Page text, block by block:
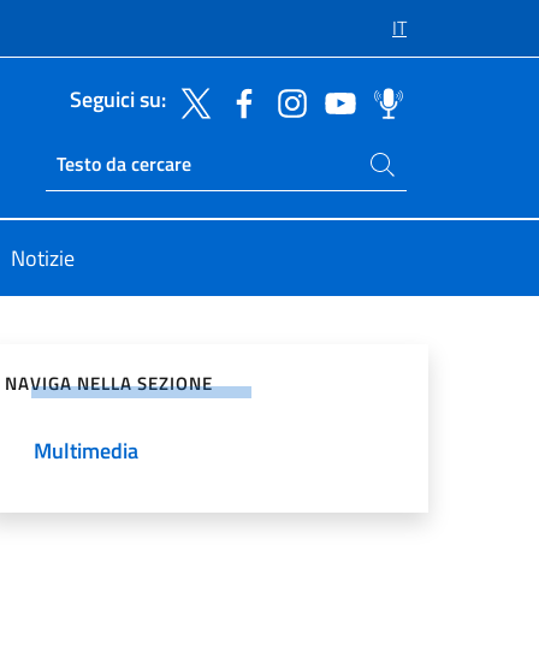
IT
Seguici su:
Ricerca sito live
Cerca nel sito
Notizie
NAVIGA NELLA SEZIONE
Multimedia